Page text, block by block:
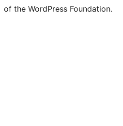
of the WordPress Foundation.